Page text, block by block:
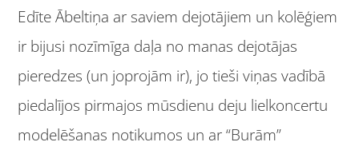
Edīte Ābeltiņa ar saviem dejotājiem un kolēģiem
ir bijusi nozīmīga daļa no manas dejotājas
pieredzes (un joprojām ir), jo tieši viņas vadībā
piedalījos pirmajos mūsdienu deju lielkoncertu
modelēšanas notikumos un ar “Burām”